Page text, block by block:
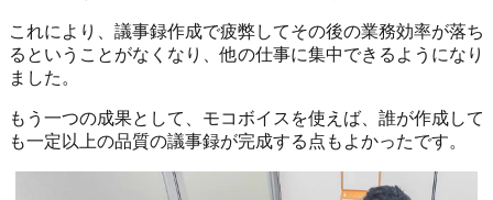
これにより、議事録作成で疲弊してその後の業務効率が落ち
るということがなくなり、他の仕事に集中できるようになり
ました。
もう一つの成果として、モコボイスを使えば、誰が作成して
も一定以上の品質の議事録が完成する点もよかったです。